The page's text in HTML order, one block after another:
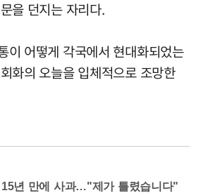
을 던지는 자리다.
이 어떻게 각국에서 현대화되었는
화의 오늘을 입체적으로 조망한
15년 만에 사과…"제가 틀렸습니다"